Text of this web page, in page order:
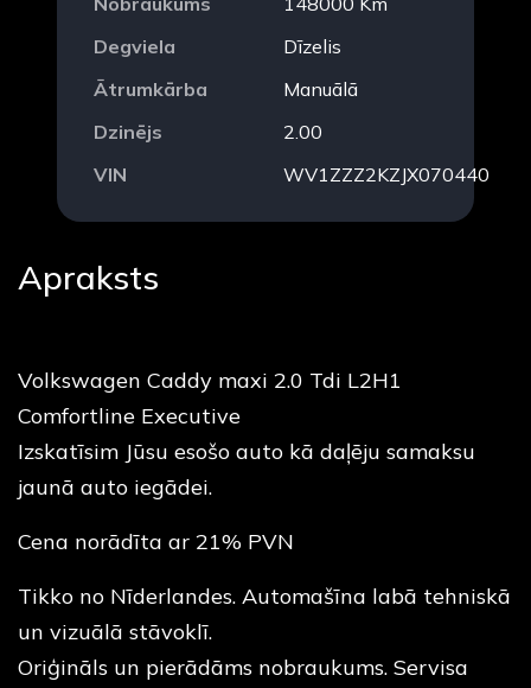
Degviela
Dīzelis
Ātrumkārba
Manuālā
Dzinējs
2.00
VIN
WV1ZZZ2KZJX070440
Apraksts
Volkswagen Caddy maxi 2.0 Tdi L2H1
Comfortline Executive
Izskatīsim Jūsu esošo auto kā daļēju samaksu
jaunā auto iegādei.
Cena norādīta ar 21% PVN
Tikko no Nīderlandes. Automašīna labā tehniskā
un vizuālā stāvoklī.
Oriģināls un pierādāms nobraukums. Servisa